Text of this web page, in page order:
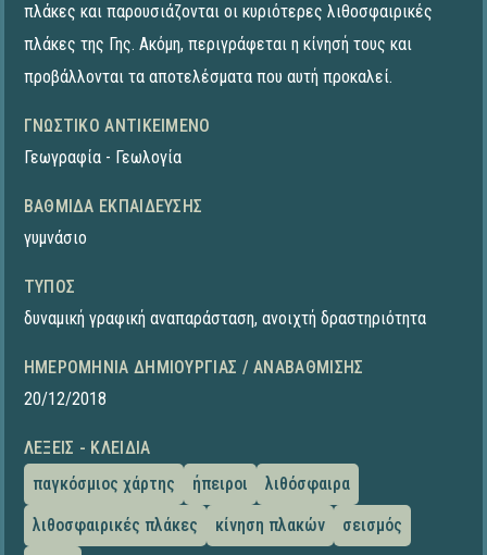
πλάκες και παρουσιάζονται οι κυριότερες λιθοσφαιρικές
πλάκες της Γης. Ακόμη, περιγράφεται η κίνησή τους και
προβάλλονται τα αποτελέσματα που αυτή προκαλεί.
ΓΝΩΣΤΙΚΌ ΑΝΤΙΚΕΊΜΕΝΟ
Γεωγραφία - Γεωλογία
ΒΑΘΜΊΔΑ ΕΚΠΑΊΔΕΥΣΗΣ
γυμνάσιο
ΤΎΠΟΣ
δυναμική γραφική αναπαράσταση, ανοιχτή δραστηριότητα
ΗΜΕΡΟΜΗΝΊΑ ΔΗΜΙΟΥΡΓΊΑΣ / ΑΝΑΒΆΘΜΙΣΗΣ
20/12/2018
ΛΈΞΕΙΣ - ΚΛΕΙΔΙΆ
παγκόσμιος χάρτης
ήπειροι
λιθόσφαιρα
λιθοσφαιρικές πλάκες
κίνηση πλακών
σεισμός